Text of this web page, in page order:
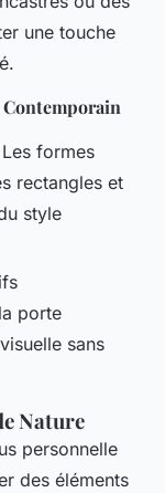
une touche
formes
rectangles et
style
porte
sans
Nature
personnelle
des éléments